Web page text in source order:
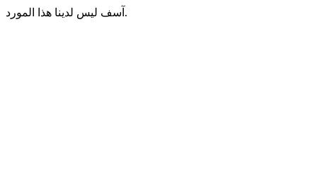
آسف ليس لدينا هذا المورد.